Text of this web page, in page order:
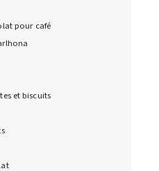
pour café
et biscuits